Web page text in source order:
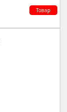
Товар